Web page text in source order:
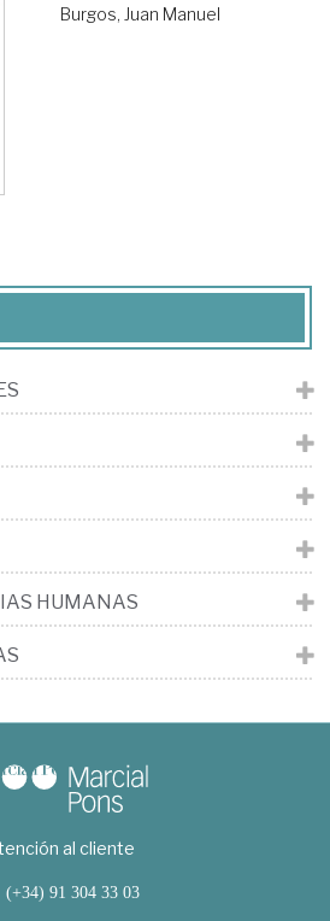
Burgos, Juan Manuel
HUMANAS
al cliente
(+34) 91 304 33 03